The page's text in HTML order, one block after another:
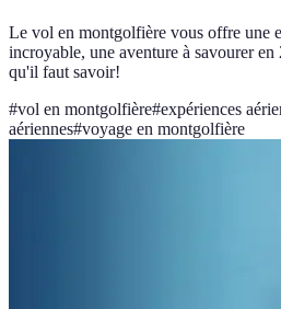
Le vol en montgolfière vous offre une
incroyable, une aventure à savourer
qu'il faut savoir!
#vol en montgolfière#expériences
aériennes#voyage en montgolfière